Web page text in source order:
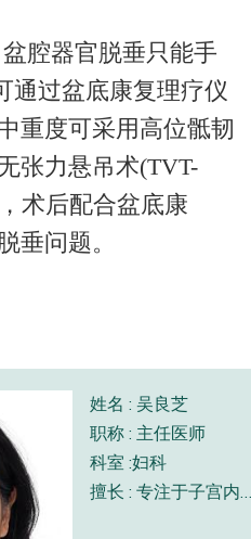
腔器官脱垂只能手
通过盆底康复理疗仪
重度可采用高位骶韧
张力悬吊术(TVT-
术后配合盆底康
垂问题。
姓名 : 吴良芝
职称 : 主任医师
科室 :妇科
擅长 : 专注于子宫内膜癌、宫颈癌和宫颈癌前病变、卵巢癌、子宫肌瘤、子宫腺肌瘤、HPV 持续感染、盆底功能障碍和妇科内分泌相关疾病整治，尤其擅长宫颈病变逆转和HPV清除及经腹腔镜子宫腺肌病微波消融保宫治疗。